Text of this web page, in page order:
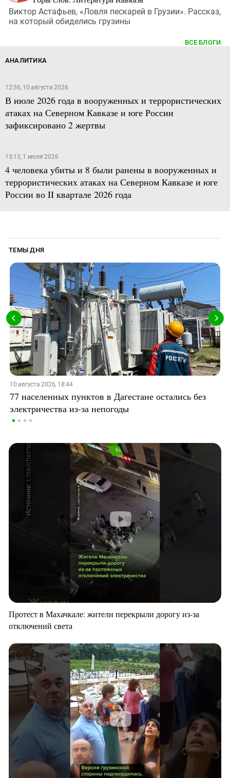
Виктор Астафьев, «Ловля пескарей в Грузии». Рассказ,
на который обиделись грузины
ВСЕ БЛОГИ
АНАЛИТИКА
12:36, 10 августа 2026
В июле 2026 года в вооруженных и террористических
атаках на Северном Кавказе и юге России
зафиксировано 2 жертвы
13:13, 1 июля 2026
4 человека убиты и 8 были ранены в вооруженных и
террористических атаках на Северном Кавказе и юге
России во II квартале 2026 года
ТЕМЫ ДНЯ
10 августа 2026, 18:44
77 населенных пунктов в Дагестане остались без
электричества из-за непогоды
Протест в Махачкале: жители перекрыли дорогу из-за
отключений света